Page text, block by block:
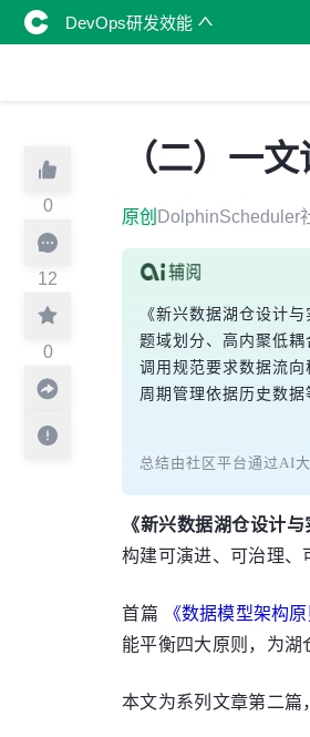
DevOps研发效能
0
12
0
（二）一
原创 DolphinScheduler
《新兴数据湖仓设计
题域划分、高内聚低
调用规范要求数据流
周期管理依据历史数
总结由社区平台通过AI
《新兴数据湖仓设计
构建可演进、可治理、
首篇 《数据模型架构
能平衡四大原则，为湖
本文为系列文章第二篇